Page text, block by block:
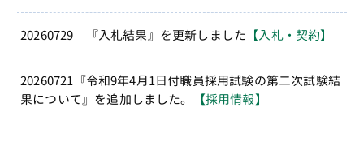
20260729 『入札結果』を更新しました 【入札・契約】
20260721『令和9年4月1日付職員採用試験の第二次試験結
果について』を追加しました。
【採用情報】